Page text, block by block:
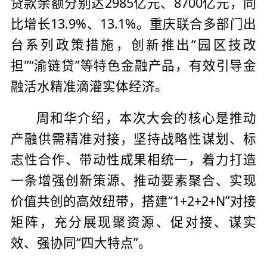
比增长13.9%、13.1%。重庆联合多部门出
台系列政策措施，创新推出“园区技改
担”“渝链贷”等特色金融产品，有效引导金
融活水精准滴灌实体经济。
周和华介绍，本次大会的核心是推动
产融供需精准对接，坚持战略性谋划、标
志性合作、带动性成果相统一，着力打造
一条增强创新策源、推动要素聚合、实现
价值共创的高效纽带，搭建“1+2+2+N”对接
矩阵，充分展现聚资源、促对接、谋实
效、强协同“四大特点”。